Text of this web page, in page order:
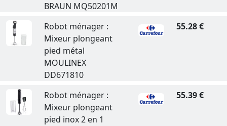
BRAUN MQ50201M
Robot ménager :
Mixeur plongeant
pied métal
MOULINEX
DD671810
55.28 €
Robot ménager :
Mixeur plongeant
pied inox 2 en 1
55.39 €